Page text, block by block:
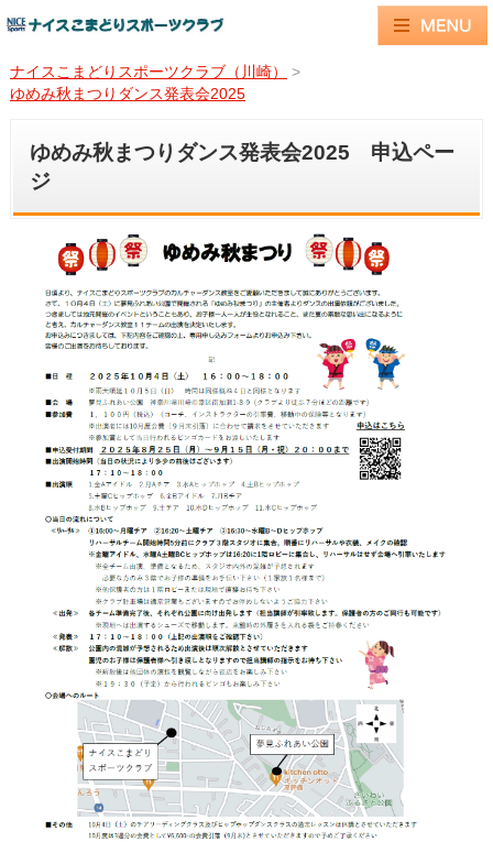
ナイスこまどりスポーツクラブ（川崎）
>
ゆめみ秋まつりダンス発表会2025
ゆめみ秋まつりダンス発表会2025 申込ペー
ジ